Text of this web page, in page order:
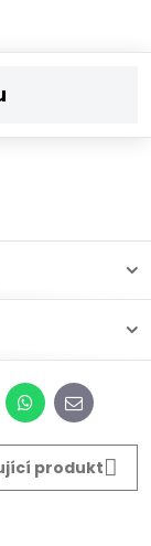
WhatsApp
E-
mail
produkt